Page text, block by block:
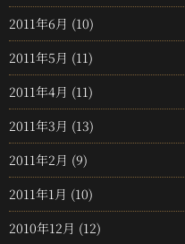
2011年6月 (10)
2011年5月 (11)
2011年4月 (11)
2011年3月 (13)
2011年2月 (9)
2011年1月 (10)
2010年12月 (12)